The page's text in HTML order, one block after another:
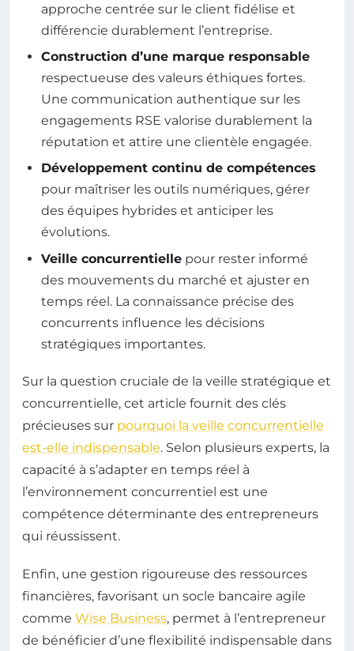
approche centrée sur le client fidélise et
différencie durablement l’entreprise.
Construction d’une marque responsable
respectueuse des valeurs éthiques fortes.
Une communication authentique sur les
engagements RSE valorise durablement la
réputation et attire une clientèle engagée.
Développement continu de compétences
pour maîtriser les outils numériques, gérer
des équipes hybrides et anticiper les
évolutions.
Veille concurrentielle pour rester informé
des mouvements du marché et ajuster en
temps réel. La connaissance précise des
concurrents influence les décisions
stratégiques importantes.
Sur la question cruciale de la veille stratégique et
concurrentielle, cet article fournit des clés
précieuses sur pourquoi la veille concurrentielle
est-elle indispensable. Selon plusieurs experts, la
capacité à s’adapter en temps réel à
l’environnement concurrentiel est une
compétence déterminante des entrepreneurs
qui réussissent.
Enfin, une gestion rigoureuse des ressources
financières, favorisant un socle bancaire agile
comme Wise Business, permet à l’entrepreneur
de bénéficier d’une flexibilité indispensable dans